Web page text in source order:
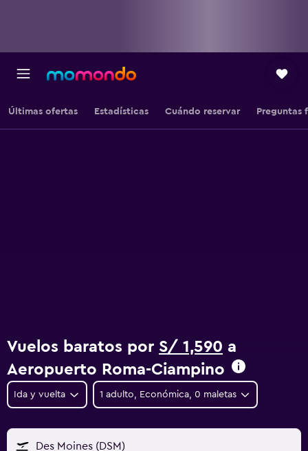
Últimas ofertas Estadísticas Cuándo reservar Preguntas
Vuelos baratos por S/ 1,590 a
Aeropuerto Roma-Ciampino
Ida y vuelta 1 adulto, Económica, 0 maletas
Des Moines (DSM)